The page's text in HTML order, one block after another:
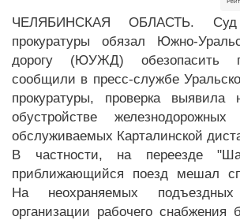
ЧЕЛЯБИНСКАЯ ОБЛАСТЬ.
прокуратуры обязал Южно-
дорогу (ЮУЖД) обезопасить
сообщили в пресс-службе
прокуратуры, проверка выявила
обустройстве железнодорожных
обслуживаемых Карталинской
В частности, на переезде
приближающийся поезд мешал
На неохраняемых
организации рабочего снабжения